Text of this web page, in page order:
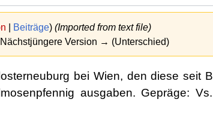
| Beiträge) (Imported from text file)
Version → (Unterschied)
bei Wien, den diese seit
ausgaben. Gepräge: